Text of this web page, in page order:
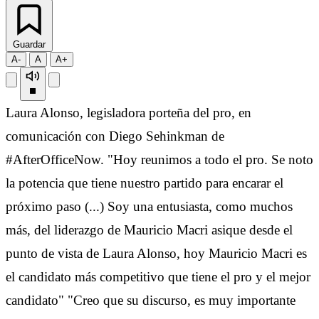
Guardar
A-
A A+
Laura Alonso, legisladora porteña del pro, en
comunicación con Diego Sehinkman de
#AfterOfficeNow. "Hoy reunimos a todo el pro. Se noto
la potencia que tiene nuestro partido para encarar el
próximo paso (...) Soy una entusiasta, como muchos
más, del liderazgo de Mauricio Macri asique desde el
punto de vista de Laura Alonso, hoy Mauricio Macri es
el candidato más competitivo que tiene el pro y el mejor
candidato" "Creo que su discurso, es muy importante